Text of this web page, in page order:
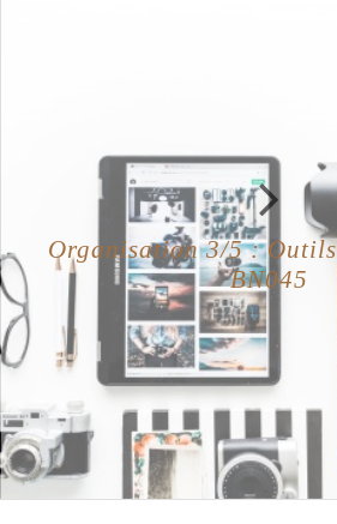
Organisation 3/5 :
BN045